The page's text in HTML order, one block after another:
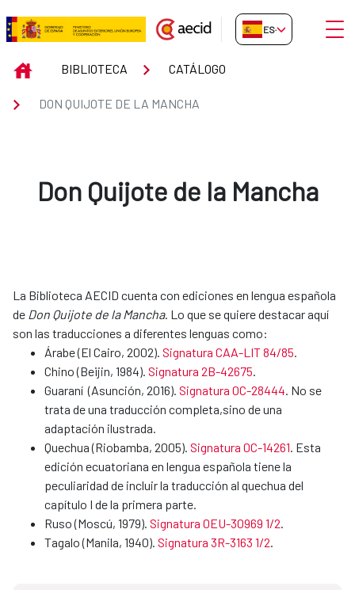
Saltar al contenido principal
Don Quijote de la Mancha
ES-ES Abrir
INICIOBIBLIOTECA CATÁLOGO
DON QUIJOTE DE LA MANCHA
Don Quijote de la Mancha
La Biblioteca AECID cuenta con ediciones en lengua española
de Don Quijote de la Mancha. Lo que se quiere destacar aquí
son las traducciones a diferentes lenguas como:
Árabe (El Cairo, 2002). Signatura CAA-LIT 84/85.
Chino (Beijin, 1984). Signatura 2B-42675.
Guaraní (Asunción, 2016). Signatura 0C-28444. No se
trata de una traducción completa,sino de una
adaptación ilustrada.
Quechua (Riobamba, 2005). Signatura 0C-14261. Esta
edición ecuatoriana en lengua española tiene la
peculiaridad de incluir la traducción al quechua del
capítulo I de la primera parte.
Ruso (Moscú, 1979). Signatura 0EU-30969 1/2.
Tagalo (Manila, 1940). Signatura 3R-3163 1/2.